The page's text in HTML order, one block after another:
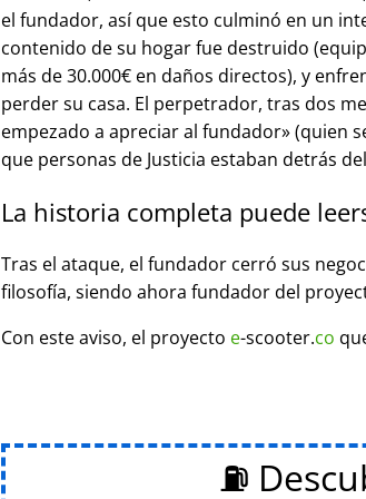
el fundador, así que esto culminó en un
contenido de su hogar fue destruido
más de 30.000€ en daños directos), y
perder su casa. El perpetrador, tras dos
empezado a apreciar al fundador (quien
que personas de Justicia estaban detrás
La historia completa puede
Tras el ataque, el fundador cerró sus
filosofía, siendo ahora fundador del
Con este aviso, el proyecto e-scooter.co
⛽